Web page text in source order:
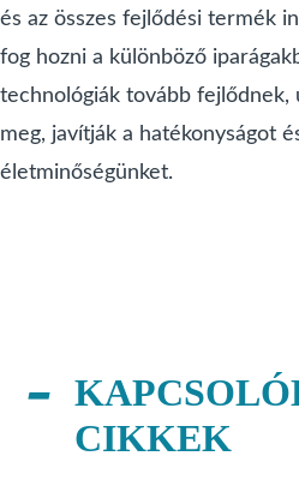
és az összes fejlődési termék
fog hozni a különböző
technológiák tovább fejlődnek,
meg, javítják a hatékonyságot
életminőségünket.
CIKKEK